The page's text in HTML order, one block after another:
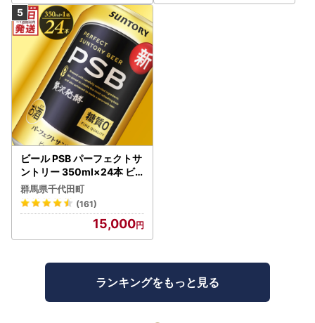
ビール PSB パーフェクトサ
ントリー 350ml×24本 ビ
ール
群馬県千代田町
(161)
15,000
ランキングをもっと見る